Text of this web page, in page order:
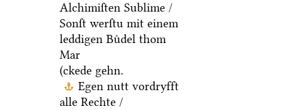
Alchimiſten Sublime /
Sonſt werſtu mit einem
leddigen Buͤdel thom
Mar
(ckede gehn.
Egen nutt vordryfft
alle Rechte /